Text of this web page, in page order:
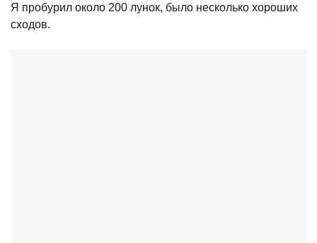
Я пробурил около 200 лунок, было несколько хороших
сходов.